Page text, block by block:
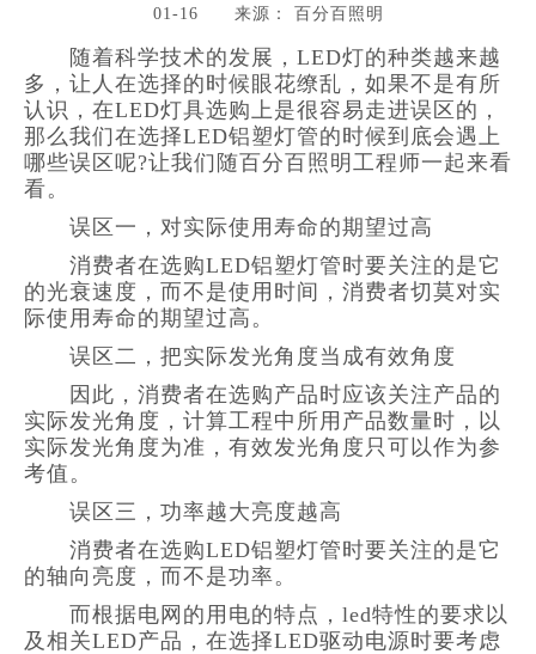
01-16 来源：
百分百照明
["wechat","weibo","qzone","douban","email"]
随着科学技术的发展，LED灯的种类越来越
多，让人在选择的时候眼花缭乱，如果不是有所
认识，在LED灯具选购上是很容易走进误区的，
那么我们在选择LED铝塑灯管的时候到底会遇上
哪些误区呢?让我们随百分百照明工程师一起来看
看。
误区一，对实际使用寿命的期望过高
消费者在选购LED铝塑灯管时要关注的是它
的光衰速度，而不是使用时间，消费者切莫对实
际使用寿命的期望过高。
误区二，把实际发光角度当成有效角度
因此，消费者在选购产品时应该关注产品的
实际发光角度，计算工程中所用产品数量时，以
实际发光角度为准，有效发光角度只可以作为参
考值。
误区三，功率越大亮度越高
消费者在选购LED铝塑灯管时要关注的是它
的轴向亮度，而不是功率。
而根据电网的用电的特点，led特性的要求以
及相关LED产品，在选择LED驱动电源时要考虑